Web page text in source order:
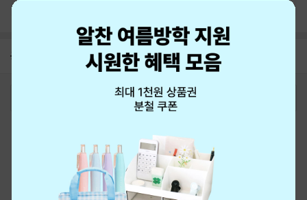
공지 8월 신용카드 무이자할부 안내
최근 본 상품
eBook 1:1문의/채팅상담
예스이십사(주) 사업자 정보
이용약관
개인정보처리방침
청소년보호정책
PC버전
회사소개 거래처관계자께